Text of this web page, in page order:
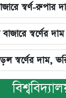
স্বর্ণ-রুপার
স্বর্ণের
স্বর্ণের দাম,